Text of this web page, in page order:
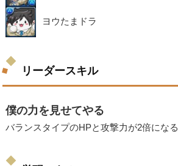
ヨウたまドラ
リーダースキル
僕の力を見せてやる
バランスタイプのHPと攻撃力が2倍になる